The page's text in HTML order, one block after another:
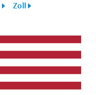
Zoll